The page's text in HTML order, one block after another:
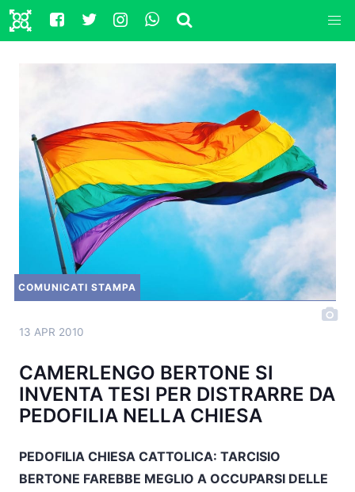
COMUNICATI STAMPA
13 APR 2010
CAMERLENGO BERTONE SI
INVENTA TESI PER DISTRARRE DA
PEDOFILIA NELLA CHIESA
PEDOFILIA CHIESA CATTOLICA: TARCISIO
BERTONE FAREBBE MEGLIO A OCCUPARSI DELLE